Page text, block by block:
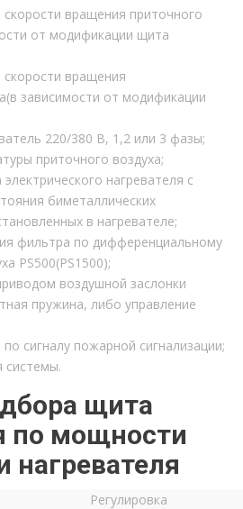
вращения приточного
от модификации щита
вращения
зависимости от модификации
220/380 В, 1,2 или 3 фазы;
приточного воздуха;
нагревателя с
биметаллических
в нагревателе;
фильтра по дифференциальному
PS500(PS1500);
воздушной заслонки
пружина, либо управление
сигналу пожарной сигнализации;
системы.
щита
по мощности
нагревателя
Регулировка